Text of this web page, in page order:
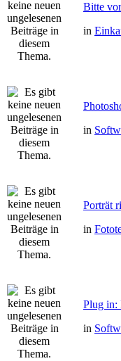
Bitte
in
in
Porträt
in
Plug in:
in